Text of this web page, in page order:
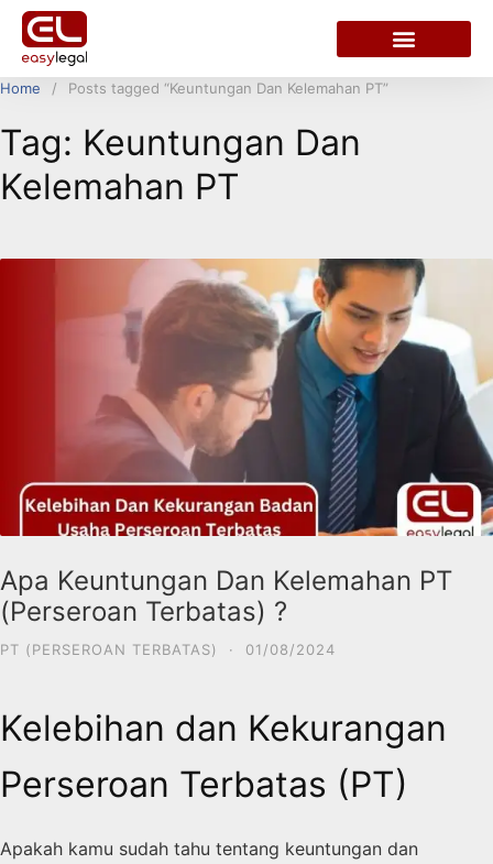
Home Posts tagged “Keuntungan Dan Kelemahan PT”
Tag: Keuntungan Dan
Kelemahan PT
Apa Keuntungan Dan Kelemahan PT
(Perseroan Terbatas) ?
PT (PERSEROAN TERBATAS) · 01/08/2024
Kelebihan dan Kekurangan
Perseroan Terbatas (PT)
Apakah kamu sudah tahu tentang keuntungan dan